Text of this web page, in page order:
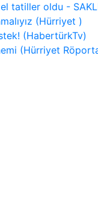
tatiller oldu -
(Hürriyet )
(HabertürkTv)
(Hürriyet